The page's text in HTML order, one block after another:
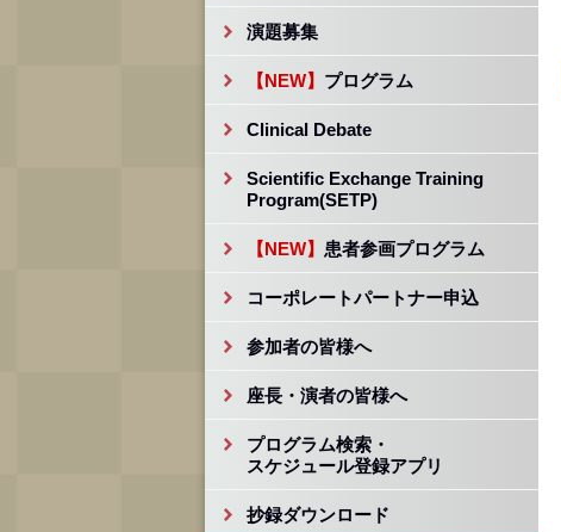
演題募集
【NEW】 プログラム
Clinical Debate
Scientific Exchange Training
Program(SETP)
【NEW】 患者参画プログラム
コーポレートパートナー申込
参加者の皆様へ
座長・演者の皆様へ
プログラム検索・
スケジュール登録アプリ
抄録ダウンロード